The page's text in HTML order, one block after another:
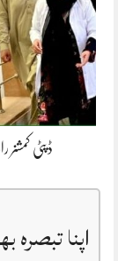
ڈپٹی کمشنر
اپنا تبصرہ